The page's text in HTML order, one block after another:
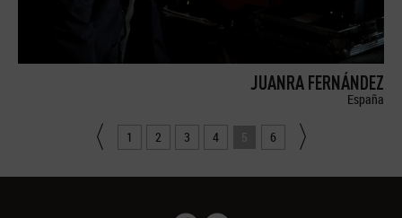
JUANRA FERNÁNDEZ
España
1 2 3 4 5 6